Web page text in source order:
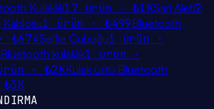
Kulaklık17ürün ·₺1KŞarj Aleti2
Kablosu1 ürün · ₺499Bluetooth
₺674Selfie Çubuğu1 ürün ·
kulaklık1
ürün ·
·₺2KKulak üstü Bluetooth
₺3K